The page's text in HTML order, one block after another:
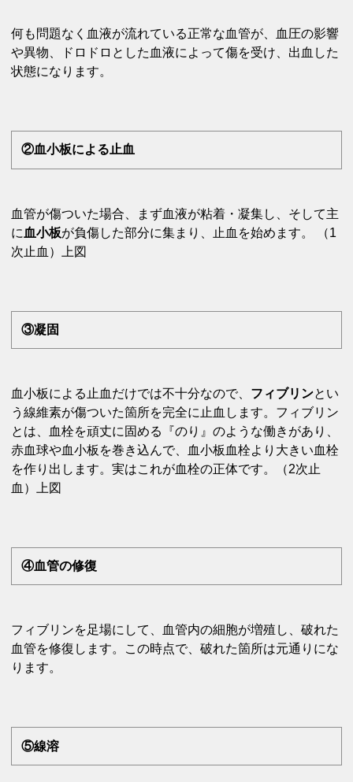
何も問題なく血液が流れている正常な血管が、血圧の影響
や異物、ドロドロとした血液によって傷を受け、出血した
状態になります。
②血小板による止血
血管が傷ついた場合、まず血液が粘着・凝集し、そして主
に 血小板が負傷した部分に集まり、止血を始めます。 （1
次止血）上図
③凝固
血小板による止血だけでは不十分なので、 フィブリンとい
う線維素が傷ついた箇所を完全に止血します。フィブリン
とは、血栓を頑丈に固める『のり』のような働きがあり、
赤血球や血小板を巻き込んで、血小板血栓より大きい血栓
を作り出します。実はこれが血栓の正体です。（2次止
血）上図
④血管の修復
フィブリンを足場にして、血管内の細胞が増殖し、破れた
血管を修復します。この時点で、破れた箇所は元通りにな
ります。
⑤線溶